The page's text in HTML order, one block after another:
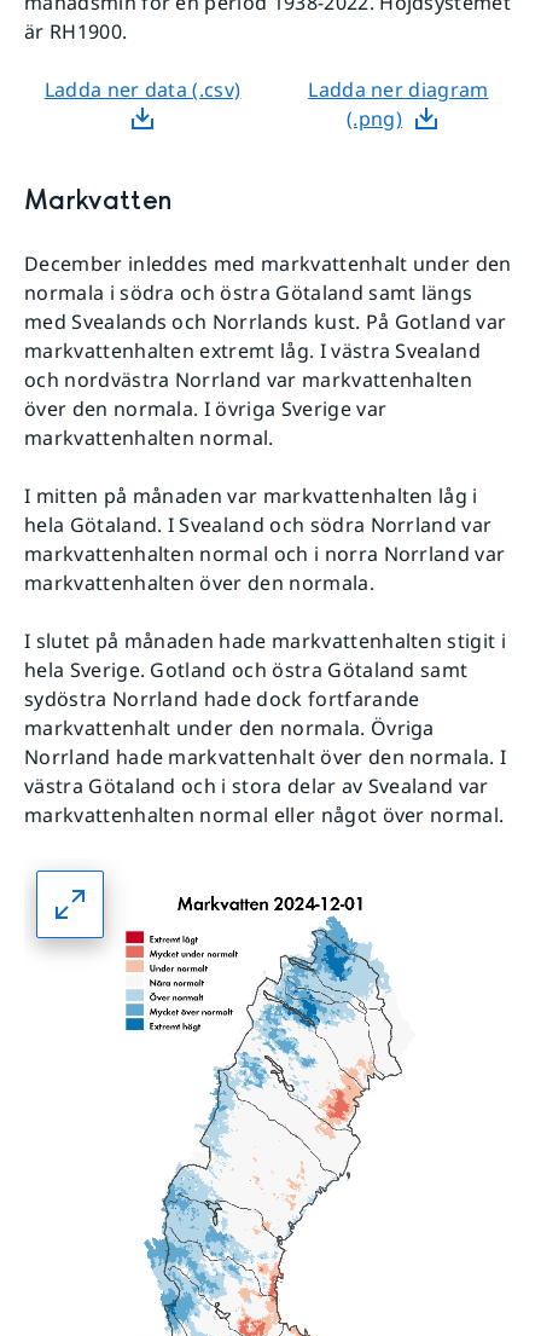
är RH1900.
Ladda ner data (.csv)
Ladda ner diagram
(.png)
Markvatten
December inleddes med markvattenhalt under den
normala i södra och östra Götaland samt längs
med Svealands och Norrlands kust. På Gotland var
markvattenhalten extremt låg. I västra Svealand
och nordvästra Norrland var markvattenhalten
över den normala. I övriga Sverige var
markvattenhalten normal.
I mitten på månaden var markvattenhalten låg i
hela Götaland. I Svealand och södra Norrland var
markvattenhalten normal och i norra Norrland var
markvattenhalten över den normala.
I slutet på månaden hade markvattenhalten stigit i
hela Sverige. Gotland och östra Götaland samt
sydöstra Norrland hade dock fortfarande
markvattenhalt under den normala. Övriga
Norrland hade markvattenhalt över den normala. I
västra Götaland och i stora delar av Svealand var
markvattenhalten normal eller något över normal.